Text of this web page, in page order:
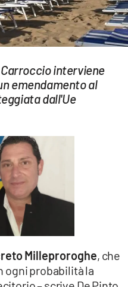
interviene
emendamento al
dall'Ue
Milleproroghe, che
ogni probabilità la